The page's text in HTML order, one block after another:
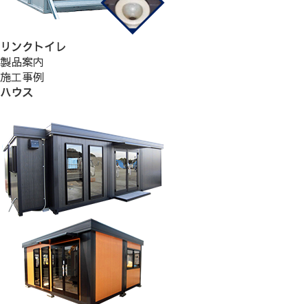
リンクトイレ
製品案内
施工事例
ハウス